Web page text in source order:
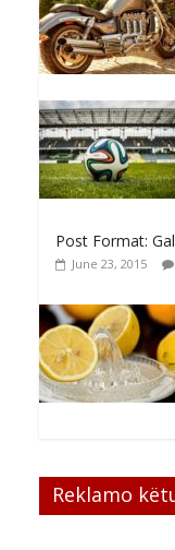
Post Format:
June 23, 2015
Reklamo